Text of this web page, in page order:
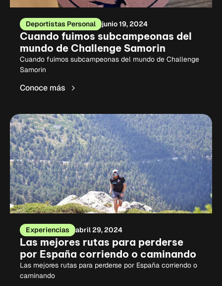
Deportistas Personal junio 19, 2024
Cuando fuimos subcampeonas del
mundo de Challenge Samorin
Cuando fuimos subcampeonas del mundo de Challenge
Samorin
Conoce más
Experiencias abril 29, 2024
Las mejores rutas para perderse
por España corriendo o caminando
Las mejores rutas para perderse por España corriendo o
caminando